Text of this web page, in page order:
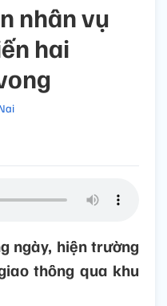
nhân vụ
hai
ngày, hiện trường
thông qua khu